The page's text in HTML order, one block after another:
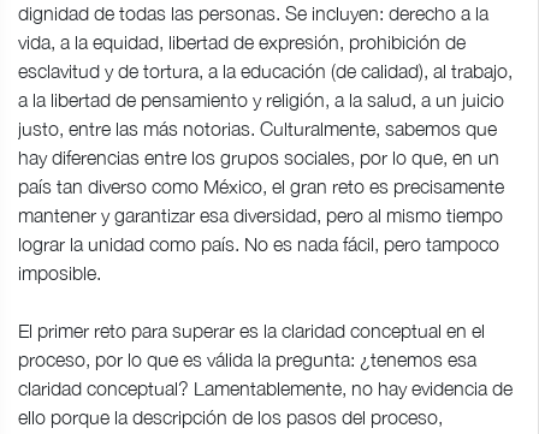
dignidad de todas las personas. Se incluyen: derecho a la
vida, a la equidad, libertad de expresión, prohibición de
esclavitud y de tortura, a la educación (de calidad), al trabajo,
a la libertad de pensamiento y religión, a la salud, a un juicio
justo, entre las más notorias. Culturalmente, sabemos que
hay diferencias entre los grupos sociales, por lo que, en un
país tan diverso como México, el gran reto es precisamente
mantener y garantizar esa diversidad, pero al mismo tiempo
lograr la unidad como país. No es nada fácil, pero tampoco
imposible.
El primer reto para superar es la claridad conceptual en el
proceso, por lo que es válida la pregunta: ¿tenemos esa
claridad conceptual? Lamentablemente, no hay evidencia de
ello porque la descripción de los pasos del proceso,